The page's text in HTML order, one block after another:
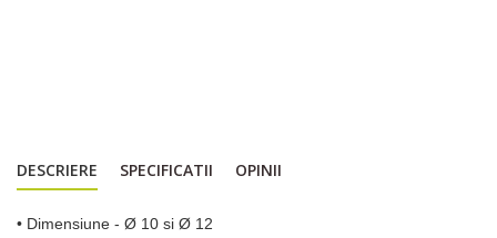
DESCRIERE SPECIFICATII OPINII
• Dimensiune - Ø 10 si Ø 12